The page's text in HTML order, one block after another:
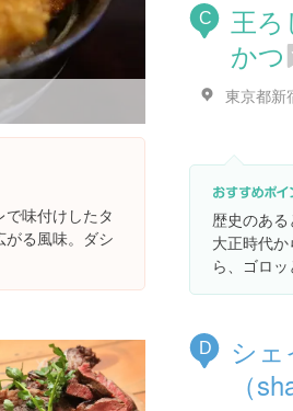
味付けしたタ
がる風味。ダシ
C
王ろ
かつ
歴史のあ
大正時代
D
シ
（